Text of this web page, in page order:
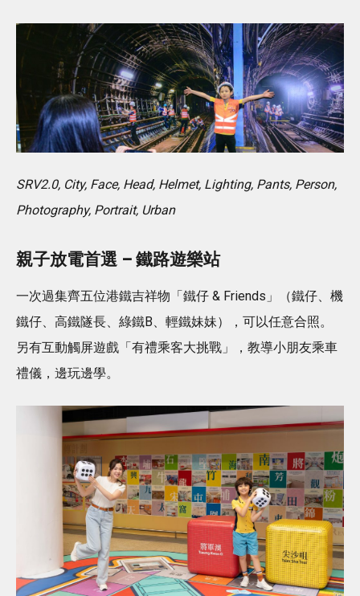
SRV2.0, City, Face, Head, Helmet, Lighting, Pants, Person,
Photography, Portrait, Urban
親子放電首選 – 鐵路遊樂站
一次過集齊五位港鐵吉祥物「鐵仔 & Friends」（鐵仔、機
鐵仔、高鐵隧長、綠鐵B、輕鐵妹妹），可以任意合照。
另有互動觸屏遊戲「有禮乘客大挑戰」，教導小朋友乘車
禮儀，邊玩邊學。